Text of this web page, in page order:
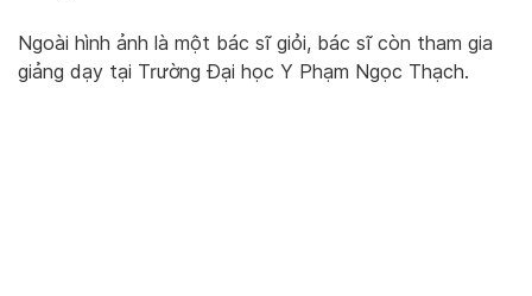
Ngoài hình ảnh là một bác sĩ giỏi, bác sĩ còn tham gia
giảng dạy tại Trường Đại học Y Phạm Ngọc Thạch.